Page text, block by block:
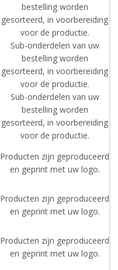
bestelling worden
gesorteerd, in voorbereiding
voor de productie.
Sub-onderdelen van uw
bestelling worden
gesorteerd, in voorbereiding
voor de productie.
Sub-onderdelen van uw
bestelling worden
gesorteerd, in voorbereiding
voor de productie.
Producten zijn geproduceerd
en geprint met uw logo.
Producten zijn geproduceerd
en geprint met uw logo.
Producten zijn geproduceerd
en geprint met uw logo.